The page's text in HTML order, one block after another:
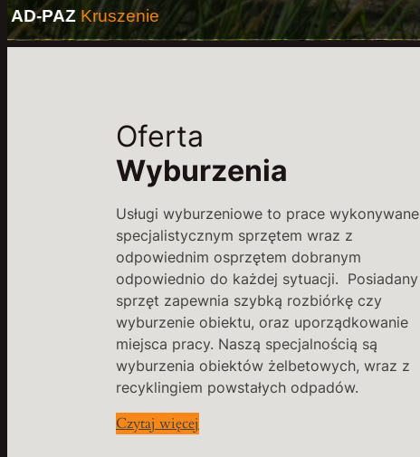
AD-PAZ Rozbiórki
Oferta
Wyburzenia
Usługi wyburzeniowe to prace wykonywane
specjalistycznym sprzętem wraz z
odpowiednim osprzętem dobranym
odpowiednio do każdej sytuacji. Posiadany
sprzęt zapewnia szybką rozbiórkę czy
wyburzenie obiektu, oraz uporządkowanie
miejsca pracy. Naszą specjalnością są
wyburzenia obiektów żelbetowych, wraz z
recyklingiem powstałych odpadów.
Czytaj więcej